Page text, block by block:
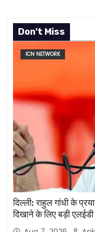
Don't Miss
ICN NETWORK
दिल्ली: राहुल गांधी के
दिखाने के लिए बड़ी